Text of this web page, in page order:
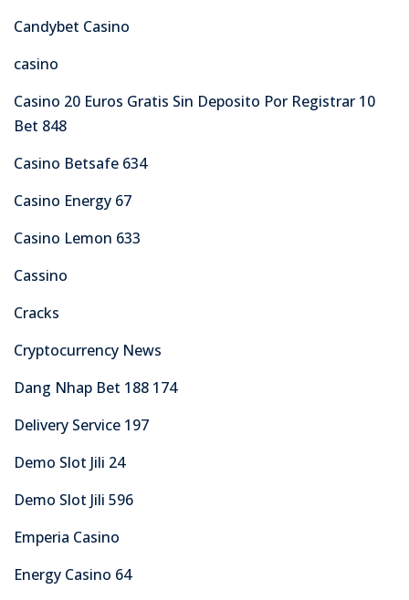
Candybet Casino
casino
Casino 20 Euros Gratis Sin Deposito Por Registrar 10
Bet 848
Casino Betsafe 634
Casino Energy 67
Casino Lemon 633
Cassino
Cracks
Cryptocurrency News
Dang Nhap Bet 188 174
Delivery Service 197
Demo Slot Jili 24
Demo Slot Jili 596
Emperia Casino
Energy Casino 64